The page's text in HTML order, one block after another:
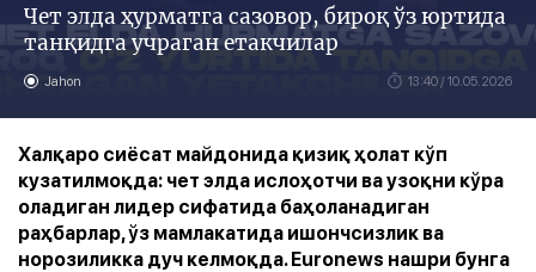
Чет элда ҳурматга сазовор, бироқ ўз юртида
танқидга учраган етакчилар
Jahon 13:40 / 10.05.2026
Халқаро сиёсат майдонида қизиқ ҳолат кўп
кузатилмоқда: чет элда ислоҳотчи ва узоқни кўра
оладиган лидер сифатида баҳоланадиган
раҳбарлар, ўз мамлакатида ишончсизлик ва
норозиликка дуч келмоқда. Euronews нашри бунга